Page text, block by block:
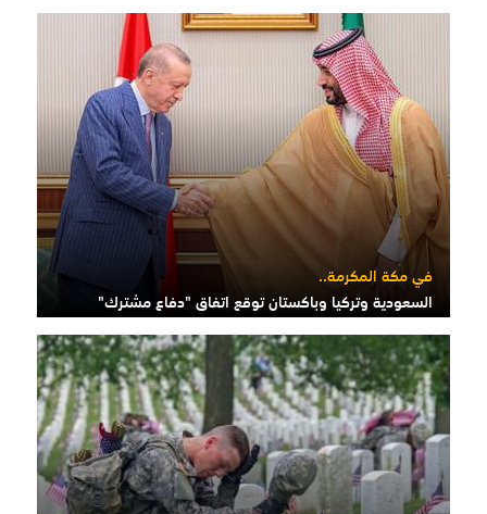
في مكة المكرمة..
السعودية وتركيا وباكستان توقع اتفاق "دفاع مشترك"